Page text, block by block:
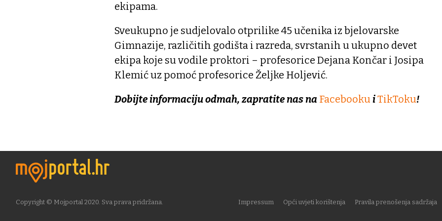
ekipama.
Sveukupno je sudjelovalo otprilike 45 učenika iz bjelovarske
Gimnazije, različitih godišta i razreda, svrstanih u ukupno devet
ekipa koje su vodile proktori – profesorice Dejana Končar i Josipa
Klemić uz pomoć profesorice Željke Holjević.
Dobijte informaciju odmah, zapratite nas na Facebooku iTikToku!
Copyright © Mojportal 2020. Sva prava pridržana. Impressum Opći uvjeti korištenja Pravila prenošenja sadržaja